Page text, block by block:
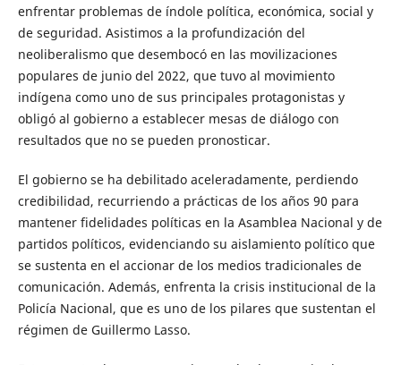
enfrentar problemas de índole política, económica, social y
de seguridad. Asistimos a la profundización del
neoliberalismo que desembocó en las movilizaciones
populares de junio del 2022, que tuvo al movimiento
indígena como uno de sus principales protagonistas y
obligó al gobierno a establecer mesas de diálogo con
resultados que no se pueden pronosticar.
El gobierno se ha debilitado aceleradamente, perdiendo
credibilidad, recurriendo a prácticas de los años 90 para
mantener fidelidades políticas en la Asamblea Nacional y de
partidos políticos, evidenciando su aislamiento político que
se sustenta en el accionar de los medios tradicionales de
comunicación. Además, enfrenta la crisis institucional de la
Policía Nacional, que es uno de los pilares que sustentan el
régimen de Guillermo Lasso.